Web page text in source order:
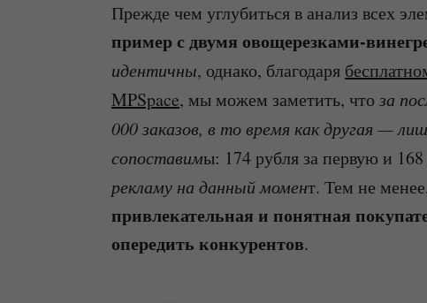
Прежде чем углубиться в анализ всех
пример с двумя овощерезками-
идентичны, однако, благодаря
MPSpace, мы можем заметить, что за
000 заказов, в то время как другая —
сопоставимы: 174 рубля за первую и
рекламу на данный момент. Тем не
привлекательная и понятная
опередить конкурентов.